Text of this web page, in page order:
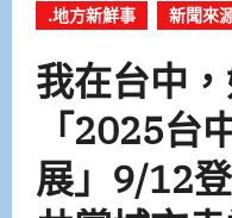
.地方新鮮事 新聞來
我在台中
「2025台
展」9/12